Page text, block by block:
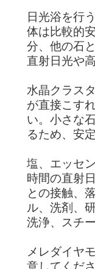
日光浴を行
体は比較的
分、他の石
直射日光や
水晶クラス
が直接こす
い。小さな
るため、安
塩、エッセ
時間の直射
との接触、
ル、洗剤、
洗浄、スチ
メレダイヤ
意してくだ